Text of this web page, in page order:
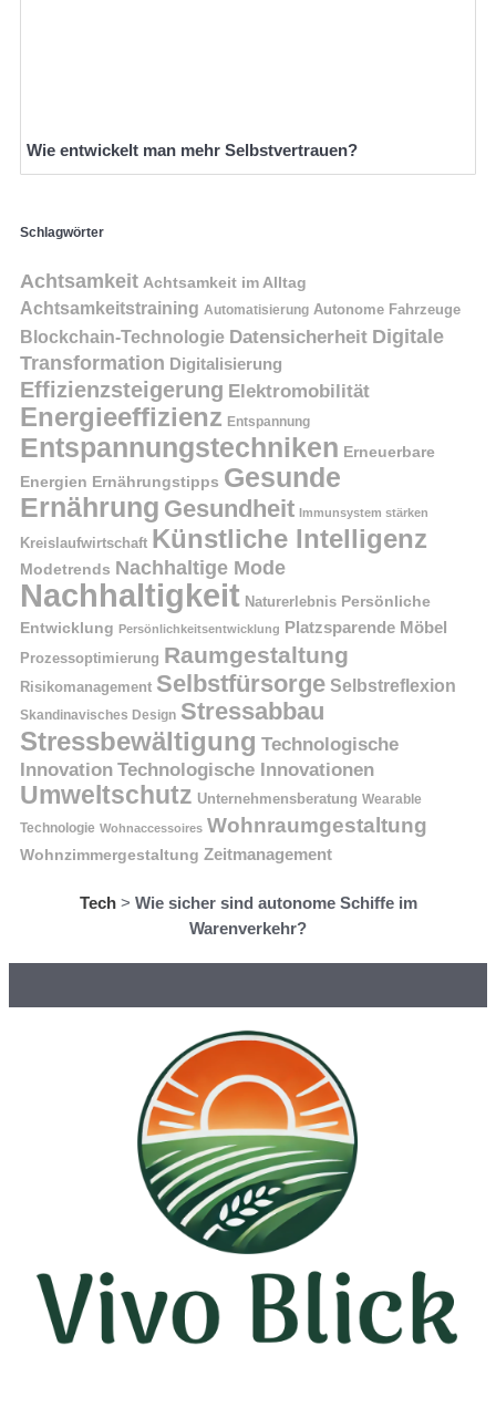
Wie entwickelt man mehr Selbstvertrauen?
Schlagwörter
Achtsamkeit Achtsamkeit im Alltag
Achtsamkeitstraining Automatisierung Autonome Fahrzeuge
Blockchain-Technologie Datensicherheit Digitale
Transformation Digitalisierung
Effizienzsteigerung Elektromobilität
Energieeffizienz Entspannung
Entspannungstechniken Erneuerbare
Energien Ernährungstipps Gesunde
Ernährung Gesundheit Immunsystem stärken
Kreislaufwirtschaft Künstliche Intelligenz
Modetrends Nachhaltige Mode
Nachhaltigkeit Naturerlebnis Persönliche
Entwicklung Persönlichkeitsentwicklung Platzsparende Möbel
Prozessoptimierung Raumgestaltung
Risikomanagement Selbstfürsorge Selbstreflexion
Skandinavisches Design Stressabbau
Stressbewältigung Technologische
Innovation Technologische Innovationen
Umweltschutz Unternehmensberatung Wearable
Technologie Wohnaccessoires Wohnraumgestaltung
Wohnzimmergestaltung Zeitmanagement
Tech> Wie sicher sind autonome Schiffe im
Warenverkehr?